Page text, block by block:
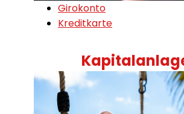
Girokonto
Kreditkarte